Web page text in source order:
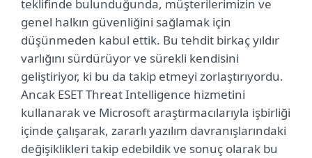
teklifinde bulunduğunda, müşterilerimizin ve
genel halkın güvenliğini sağlamak için
düşünmeden kabul ettik. Bu tehdit birkaç yıldır
varlığını sürdürüyor ve sürekli kendisini
geliştiriyor, ki bu da takip etmeyi zorlaştırıyordu.
Ancak ESET Threat Intelligence hizmetini
kullanarak ve Microsoft araştırmacılarıyla işbirliği
içinde çalışarak, zararlı yazılım davranışlarındaki
değişiklikleri takip edebildik ve sonuç olarak bu